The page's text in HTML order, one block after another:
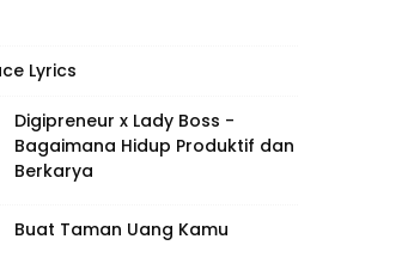
Lyrics
Digipreneur x Lady Boss -
Bagaimana Hidup Produktif dan
Berkarya
Buat Taman Uang Kamu